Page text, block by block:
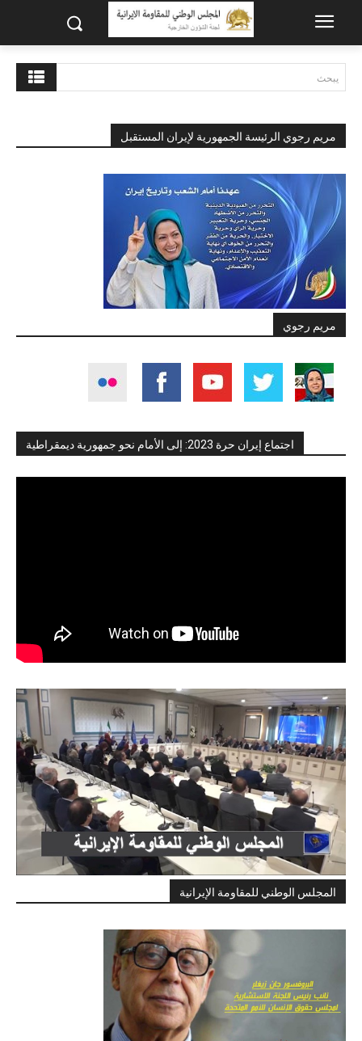
يبحث
مريم رجوي الرئيسة الجمهورية لإيران المستقبل
مريم رجوي
اجتماع إيران حرة 2023: إلى الأمام نحو جمهورية ديمقراطية
المجلس الوطني للمقاومة الإيرانية